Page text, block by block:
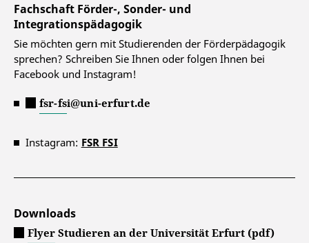
Fachschaft Förder-, Sonder- und
Integrationspädagogik
Sie möchten gern mit Studierenden der Förderpädagogik
sprechen? Schreiben Sie Ihnen oder folgen Ihnen bei
Facebook und Instagram!
fsr-fsi@uni-erfurt.de
Instagram: FSR FSI
Downloads
Flyer Studieren an der Universität Erfurt (pdf)